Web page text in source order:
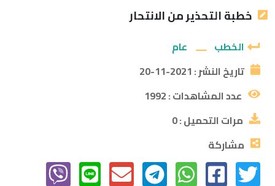
خطبة التحذير من الانتحار
الخطب
عام
تاريخ النشر :2021-11-20
عدد المشاهدات :1992
مرات التحميل :0
مشاركة